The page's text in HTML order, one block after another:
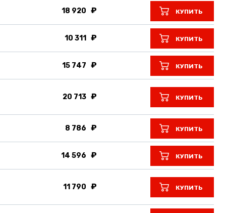
18 920 КУПИТЬ
10 311 КУПИТЬ
15 747 КУПИТЬ
20 713 КУПИТЬ
8 786 КУПИТЬ
14 596 КУПИТЬ
11 790 КУПИТЬ